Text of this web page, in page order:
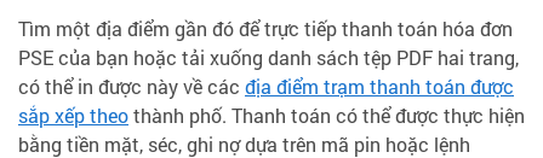
Tìm một địa điểm gần đó để trực tiếp thanh toán hóa đơn
PSE của bạn hoặc tải xuống danh sách tệp PDF hai trang,
có thể in được này về các địa điểm trạm thanh toán được
sắp xếp theothành phố. Thanh toán có thể được thực hiện
bằng tiền mặt, séc, ghi nợ dựa trên mã pin hoặc lệnh